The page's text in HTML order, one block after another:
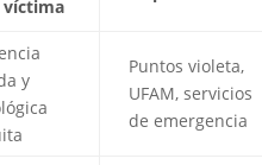
víctima
y
Puntos violeta,
UFAM, servicios
de emergencia